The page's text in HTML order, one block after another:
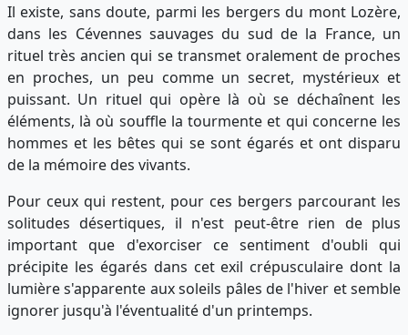
Il existe, sans doute, parmi les bergers du mont Lozère,
dans les Cévennes sauvages du sud de la France, un
rituel très ancien qui se transmet oralement de proches
en proches, un peu comme un secret, mystérieux et
puissant. Un rituel qui opère là où se déchaînent les
éléments, là où souffle la tourmente et qui concerne les
hommes et les bêtes qui se sont égarés et ont disparu
de la mémoire des vivants.
Pour ceux qui restent, pour ces bergers parcourant les
solitudes désertiques, il n'est peut-être rien de plus
important que d'exorciser ce sentiment d'oubli qui
précipite les égarés dans cet exil crépusculaire dont la
lumière s'apparente aux soleils pâles de l'hiver et semble
ignorer jusqu'à l'éventualité d'un printemps.